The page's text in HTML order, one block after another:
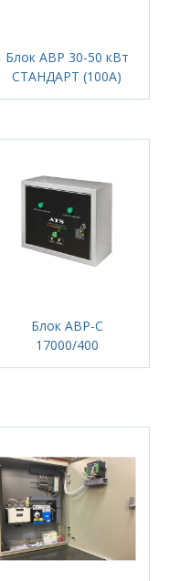
Блок АВР 30-50 кВт
СТАНДАРТ (100А)
Блок АВР-С
17000/400